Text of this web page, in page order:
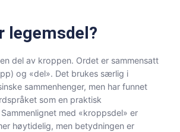
legemsdel?
del av kroppen. Ordet er sammensatt
og «del». Det brukes særlig i
sammenhenger, men har funnet
som en praktisk
med «kroppsdel» er
høytidelig, men betydningen er